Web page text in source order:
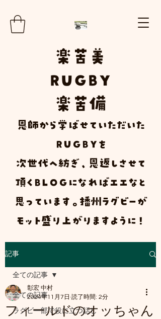
楽 苦 美
RUGBY
楽苦備
​恩師から学ばせていただいた
ＲＵＧＢＹ を
次世代へ紡ぎ、恩返しさせて
頂く ＢＬＯ Ｇ になればエエなと
思っています。播州ラグビーが
モット盛り上がりますように！
記事
全ての記事
ラグビー部で役に立つ話し
全ての記事
フィールドのオッちゃん
彰宏 中村
2024年11月7日 読了時間: 2分